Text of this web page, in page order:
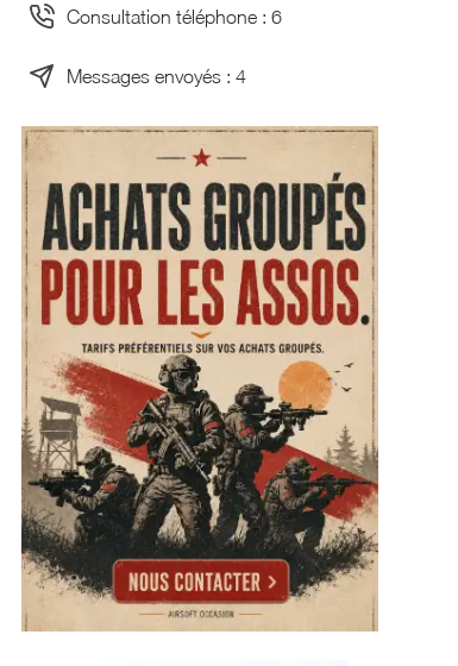
Consultation téléphone : 6
Messages envoyés : 4